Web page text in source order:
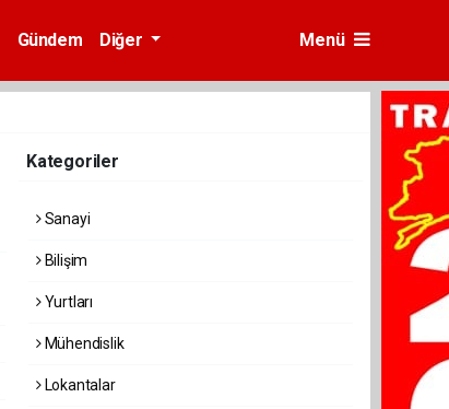
Gündem Diğer Menü
Kategoriler
Sanayi
Bilişim
Yurtları
Mühendislik
Lokantalar